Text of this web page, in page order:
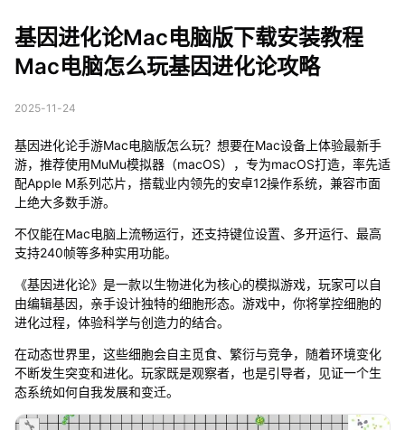
基因进化论Mac电脑版下载安装教程
Mac电脑怎么玩基因进化论攻略
2025-11-24
基因进化论手游Mac电脑版怎么玩？想要在Mac设备上体验最新手
游，推荐使用MuMu模拟器（macOS），专为macOS打造，率先适
配Apple M系列芯片，搭载业内领先的安卓12操作系统，兼容市面
上绝大多数手游。
不仅能在Mac电脑上流畅运行，还支持键位设置、多开运行、最高
支持240帧等多种实用功能。
《基因进化论》是一款以生物进化为核心的模拟游戏，玩家可以自
由编辑基因，亲手设计独特的细胞形态。游戏中，你将掌控细胞的
进化过程，体验科学与创造力的结合。
在动态世界里，这些细胞会自主觅食、繁衍与竞争，随着环境变化
不断发生突变和进化。玩家既是观察者，也是引导者，见证一个生
态系统如何自我发展和变迁。